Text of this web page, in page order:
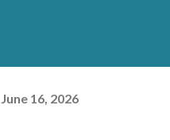
June 16, 2026